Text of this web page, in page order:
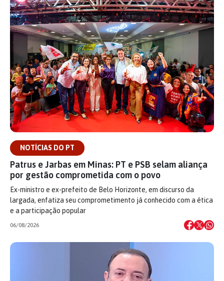
NOTÍCIAS DO PT
Patrus e Jarbas em Minas: PT e PSB selam aliança
por gestão comprometida com o povo
Ex-ministro e ex-prefeito de Belo Horizonte, em discurso da
largada, enfatiza seu comprometimento já conhecido com a ética
e a participação popular
06/08/2026